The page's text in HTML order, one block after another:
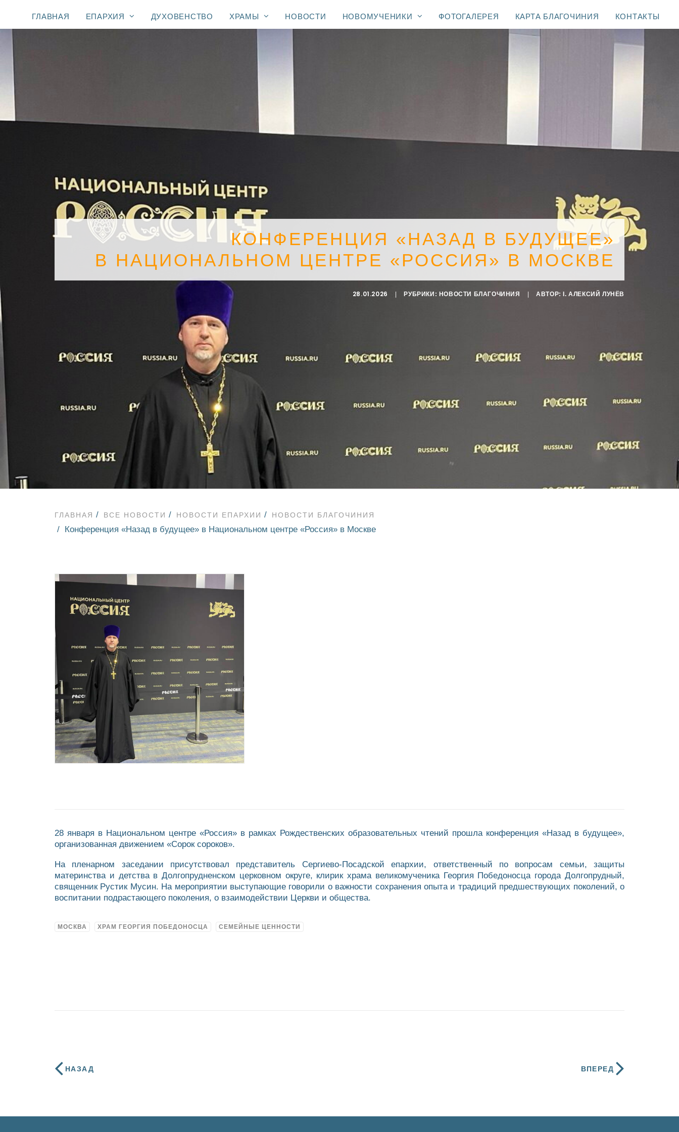
ГЛАВНАЯ ЕПАРХИЯ ДУХОВЕНСТВО ХРАМЫ НОВОСТИ НОВОМУЧЕНИКИ ФОТОГАЛЕРЕЯ КАРТА БЛАГОЧИНИЯ КОНТАКТЫ
КОНФЕРЕНЦИЯ «НАЗАД В БУДУЩЕЕ»
В НАЦИОНАЛЬНОМ ЦЕНТРЕ «РОССИЯ» В МОСКВЕ
28.01.2026 РУБРИКИ: НОВОСТИ БЛАГОЧИНИЯ АВТОР: I. АЛЕКСИЙ ЛУНЁВ
ГЛАВНАЯ ВСЕ НОВОСТИ НОВОСТИ ЕПАРХИИ НОВОСТИ БЛАГОЧИНИЯ
Конференция «Назад в будущее» в Национальном центре «Россия» в Москве
28 января в Национальном центре «Россия» в рамках Рождественских образовательных чтений прошла конференция «Назад в будущее»,
организованная движением «Сорок сороков».
На пленарном заседании присутствовал представитель Сергиево-Посадской епархии, ответственный по вопросам семьи, защиты
материнства и детства в Долгопрудненском церковном округе, клирик храма великомученика Георгия Победоносца города Долгопрудный,
священник Рустик Мусин. На мероприятии выступающие говорили о важности сохранения опыта и традиций предшествующих поколений, о
воспитании подрастающего поколения, о взаимодействии Церкви и общества.
МОСКВА ХРАМ ГЕОРГИЯ ПОБЕДОНОСЦА СЕМЕЙНЫЕ ЦЕННОСТИ
НАЗАД ВПЕРЕД